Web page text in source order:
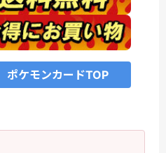
ポケモンカードTOP